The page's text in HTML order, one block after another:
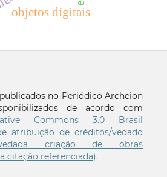
objetos digitais
no Periódico Archeion
de acordo com
Commons 3.0 Brasil
atribuição de créditos/vedado
criação de obras
citação referenciada).